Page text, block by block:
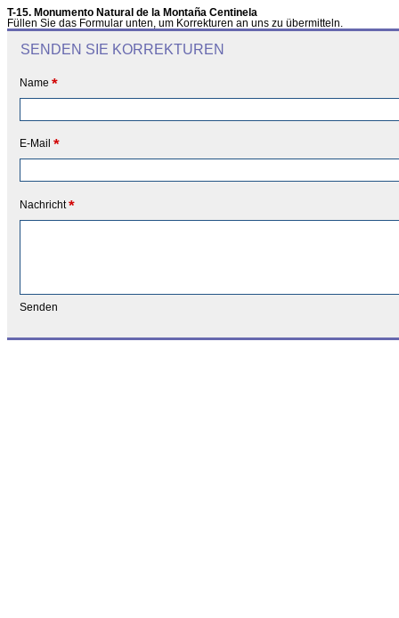
T-15. Monumento Natural de la Montaña Centinela
Füllen Sie das Formular unten, um Korrekturen an uns zu übermitteln.
SENDEN SIE KORREKTUREN
Name*
E-Mail*
Nachricht*